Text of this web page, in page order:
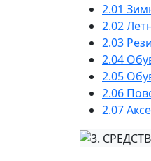
2.01
2.02
2.03
2.04
2.05
2.06
2.07